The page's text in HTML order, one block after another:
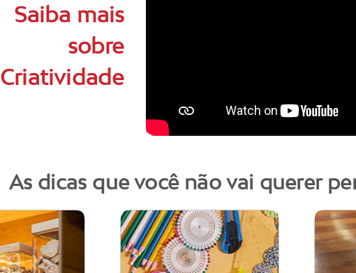
Saiba mais
sobre
Criatividade
As dicas que você não vai querer